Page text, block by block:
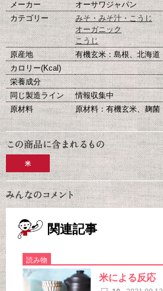
メーカー
オーサワジャパン
カテゴリー
みそ・みそ汁・こうじ
オーガニック
こうじ
原産地
有機玄米：島根、北海道
カロリー(Kcal)
栄養成分
同じ製造ライン
情報収集中
原材料
原材料：有機玄米、麹菌
米
関連記事
読み物
米による反応